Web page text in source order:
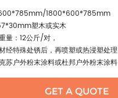
1800*600*785mm
塑木或实木
量：12公斤/对，
经特殊处锈后，再喷塑或热浸塑处理
苏户外粉末涂料或杜邦户外粉末涂料
GET A QUOTE